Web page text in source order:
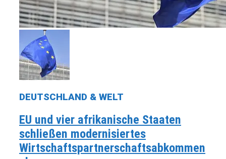
DEUTSCHLAND & WELT
EU und vier afrikanische Staaten
schließen modernisiertes
Wirtschaftspartnerschaftsabkommen